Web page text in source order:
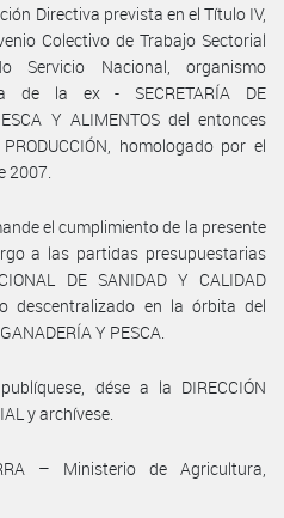
Directiva prevista en el Título IV,
Colectivo de Trabajo Sectorial
Nacional, organismo
de la ex - SECRETARÍA DE
Y ALIMENTOS del entonces
homologado por el
2007.
el cumplimiento de la presente
a las partidas presupuestarias
DE SANIDAD Y CALIDAD
descentralizado en la órbita del
Y PESCA.
dése a la DIRECCIÓN
y archívese.
– Ministerio de Agricultura,